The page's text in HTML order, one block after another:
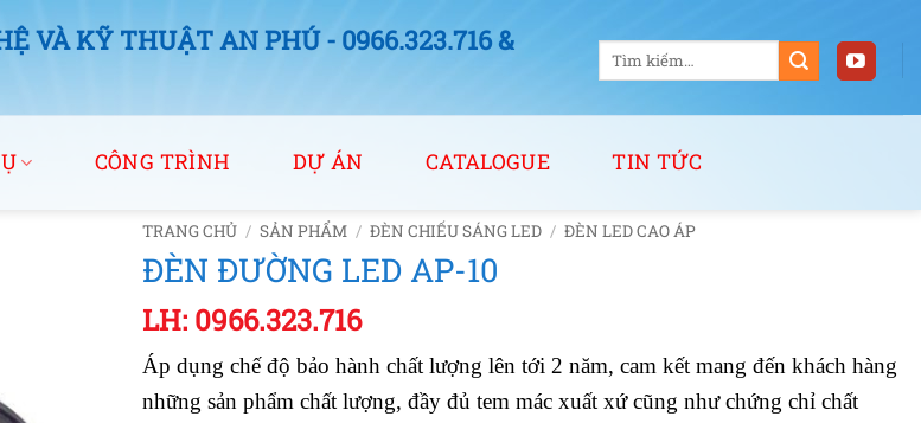
VÀ KỸ THUẬT AN PHÚ - 0966.323.716 &
Tìm
kiếm:
CÔNG TRÌNH DỰ ÁN CATALOGUE TIN TỨC
TRANG CHỦ / SẢN PHẨM / ĐÈN CHIẾU SÁNG LED / ĐÈN LED CAO ÁP
ĐÈN ĐƯỜNG LED AP-10
LH: 0966.323.716
Áp dụng chế độ bảo hành chất lượng lên tới 2 năm, cam kết mang đến khách hàng
những sản phẩm chất lượng, đầy đủ tem mác xuất xứ cũng như chứng chỉ chất